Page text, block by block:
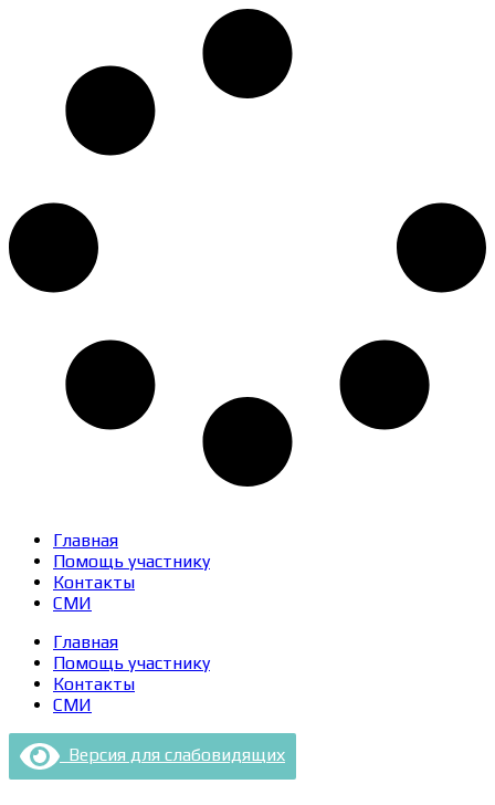
Главная
Помощь участнику
Контакты
СМИ
Главная
Помощь участнику
Контакты
СМИ
Версия для слабовидящих